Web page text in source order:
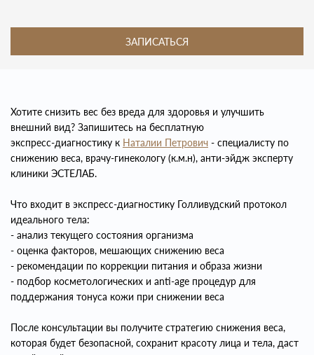
ЗАПИСАТЬСЯ
Хотите снизить вес без вреда для здоровья и улучшить
внешний вид? Запишитесь на бесплатную
экспресс‑диагностику к Наталии Петрович - специалисту по
снижению веса, врачу-гинекологу (к.м.н), анти-эйдж эксперту
клиники ЭСТЕЛАБ.
Что входит в экспресс‑диагностику Голливудский протокол
идеального тела:
- анализ текущего состояния организма
- оценка факторов, мешающих снижению веса
- рекомендации по коррекции питания и образа жизни
- подбор косметологических и anti‑age процедур для
поддержания тонуса кожи при снижении веса
После консультации вы получите стратегию снижения веса,
которая будет безопасной, сохранит красоту лица и тела, даст